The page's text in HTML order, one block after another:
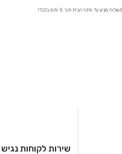
שירות לקוחות נגיש
מגיע עד פתח הבית תוך 5 ימים בלבד!